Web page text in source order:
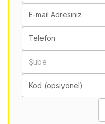
E-mail Adresiniz
Telefon
Şube
Kod (opsiyonel)